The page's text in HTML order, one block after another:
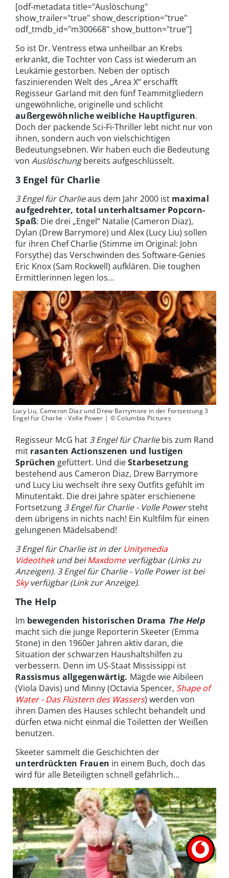
[odf-metadata title="Auslöschung"
show_trailer="true" show_description="true"
odf_tmdb_id="m300668" show_button="true"]
So ist Dr. Ventress etwa unheilbar an Krebs
erkrankt, die Tochter von Cass ist wiederum an
Leukämie gestorben. Neben der optisch
faszinierenden Welt des „Area X“ erschafft
Regisseur Garland mit den fünf Teammitgliedern
ungewöhnliche, originelle und schlicht
außergewöhnliche weibliche Hauptfiguren.
Doch der packende Sci-Fi-Thriller lebt nicht nur von
ihnen, sondern auch von vielschichtigen
Bedeutungsebnen. Wir haben euch die Bedeutung
von Auslöschungbereits aufgeschlüsselt.
3 Engel für Charlie
3 Engel für Charlieaus dem Jahr 2000 ist maximal
aufgedrehter, total unterhaltsamer Popcorn-
Spaß: Die drei „Engel“ Natalie (Cameron Diaz),
Dylan (Drew Barrymore) und Alex (Lucy Liu) sollen
für ihren Chef Charlie (Stimme im Original: John
Forsythe) das Verschwinden des Software-Genies
Eric Knox (Sam Rockwell) aufklären. Die toughen
Ermittlerinnen legen los…
Lucy Liu, Cameron Diaz und Drew Barrymore in der Fortsetzung 3
Engel für Charlie - Volle Power | © Columbia Pictures
Regisseur McG hat 3 Engel für Charliebis zum Rand
mit rasanten Actionszenen und lustigen
Sprüchen gefüttert. Und dieStarbesetzung
bestehend aus Cameron Diaz, Drew Barrymore
und Lucy Liu wechselt ihre sexy Outfits gefühlt im
Minutentakt. Die drei Jahre später erschienene
Fortsetzung 3 Engel für Charlie - Volle Powersteht
dem übrigens in nichts nach! Ein Kultfilm für einen
gelungenen Mädelsabend!
3 Engel für Charlie ist in derUnitymedia
Videothekund bei Maxdomeverfügbar (Links zu
Anzeigen). 3 Engel für Charlie - Volle Power ist bei
Skyverfügbar (Link zur Anzeige).
The Help
Im bewegenden historischen Drama The Help
macht sich die junge Reporterin Skeeter (Emma
Stone) in den 1960er Jahren aktiv daran, die
Situation der schwarzen Haushaltshilfen zu
verbessern. Denn im US-Staat Mississippi ist
Rassismus allgegenwärtig. Mägde wie Aibileen
(Viola Davis) und Minny (Octavia Spencer, Shape of
Water - Das Flüstern des Wassers) werden von
ihren Damen des Hauses schlecht behandelt und
dürfen etwa nicht einmal die Toiletten der Weißen
benutzen.
Skeeter sammelt die Geschichten der
unterdrückten Frauen in einem Buch, doch das
wird für alle Beteiligten schnell gefährlich…